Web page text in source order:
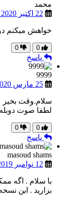
محمد
22 اکتبر 2020 - 20:20
خواهش میکنم
0
0
پاسخ
9999
25 مارس 2020 - 19:11
سلام.وقت بخیر
لطفا صوت
0
0
پاسخ
masoud shams
12 نوامبر 2019 - 18:46
با سلام . اگه
بزارید . این